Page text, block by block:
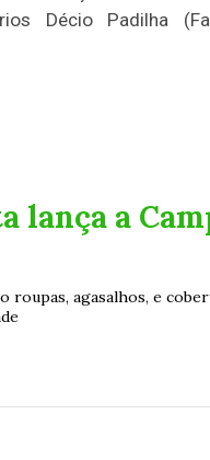
Décio Padilha
lança a
roupas, agasalhos, e